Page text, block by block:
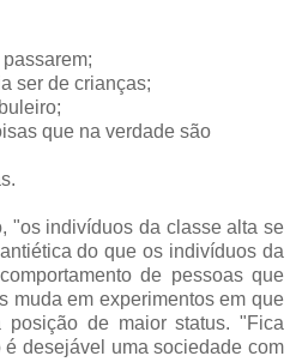
ser de crianças;
que na verdade são
"os indivíduos da classe alta se
do que os indivíduos da
de pessoas que
muda em experimentos em que
de maior status. "Fica
desejável uma sociedade com